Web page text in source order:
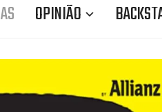
OPINIÃO